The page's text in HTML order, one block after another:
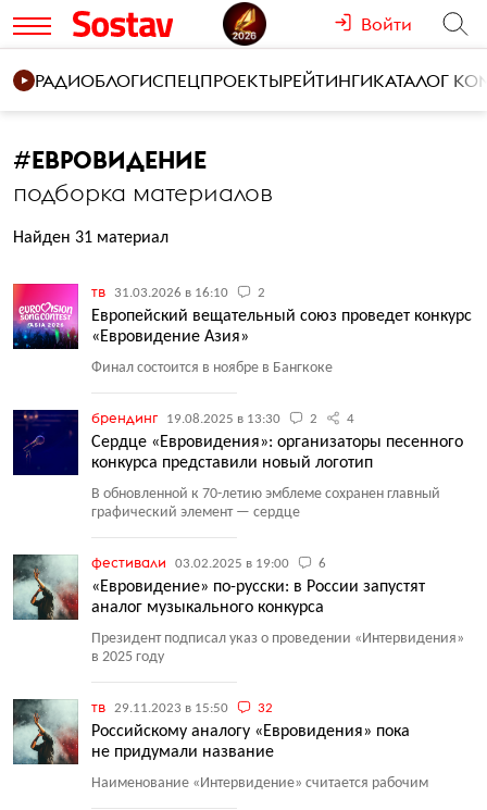
Войти
РАДИОБЛОГИСПЕЦПРОЕКТЫРЕЙТИНГИКАТАЛОГ
#ЕВРОВИДЕНИЕ
подборка материалов
Найден 31 материал
тв 31.03.2026 в 16:10 2
Европейский вещательный союз проведет конкурс
«Евровидение Азия»
Финал состоится в ноябре в Бангкоке
брендинг 19.08.2025 в 13:30 2 4
Сердце «Евровидения»: организаторы песенного
конкурса представили новый логотип
В обновленной к 70-летию эмблеме сохранен главный
графический элемент — сердце
фестивали 03.02.2025 в 19:00 6
«Евровидение» по-русски: в России запустят
аналог музыкального конкурса
Президент подписал указ о проведении «Интервидения»
в 2025 году
тв 29.11.2023 в 15:50 32
Российскому аналогу «Евровидения» пока
не придумали название
Наименование «Интервидение» считается рабочим